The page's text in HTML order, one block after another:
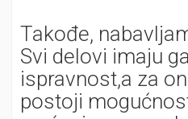
Takođe,
Svi delovi imaju
ispravnost,a za
postoji